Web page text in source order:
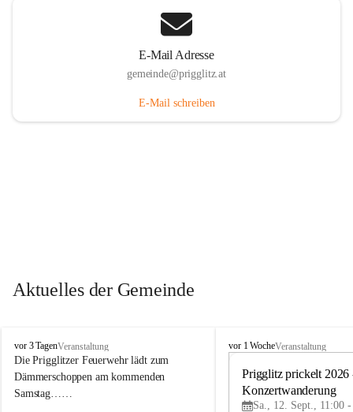
E-Mail Adresse
gemeinde@prigglitz.at
E-Mail schreiben
Aktuelles der Gemeinde
P
r
i
g
vor 3 TagenVeranstaltung
Die Prigglitzer Feuerwehr lädt zum
Dämmerschoppen am kommenden
Samstag……
P
vor 1 WocheVeranstaltung
Prigglitz prickelt 2026
Konzertwanderung
Sa., 12. Sept., 11:00